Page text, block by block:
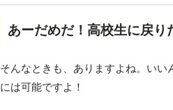
あーだめだ！高校生に戻り
そんなときも、ありますよね。い
には可能ですよ！